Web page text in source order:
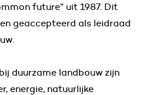
future” uit 1987. Dit
geaccepteerd als leidraad
duurzame landbouw zijn
energie, natuurlijke